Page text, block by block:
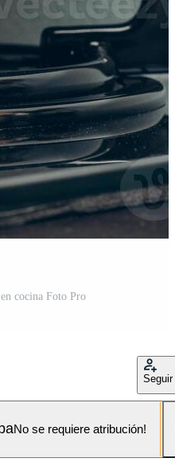
cocina Foto Pro
Seguir
No se requiere atribución!